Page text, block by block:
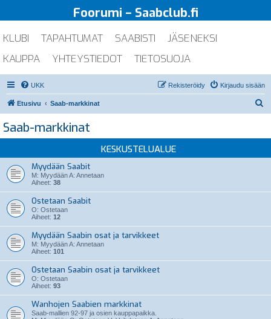
Foorumi – Saabclub.fi
KLUBI TAPAHTUMAT SAABISTI
JÄSENEKSI
KAUPPA
YHTEYSTIEDOT TIETOSUOJA
UKK Kirjaudu sisään
Rekisteröidy
Etusivu Saab-markkinat
Saab-markkinat
KESKUSTELUALUE
Myydään Saabit
M: Myydään A: Annetaan
Aiheet: 38
Ostetaan Saabit
O: Ostetaan
Aiheet: 12
Myydään Saabin osat ja tarvikkeet
M: Myydään A: Annetaan
Aiheet: 101
Ostetaan Saabin osat ja tarvikkeet
O: Ostetaan
Aiheet: 93
Wanhojen Saabien markkinat
Saab-mallien 92-97 ja osien kauppapaikka.